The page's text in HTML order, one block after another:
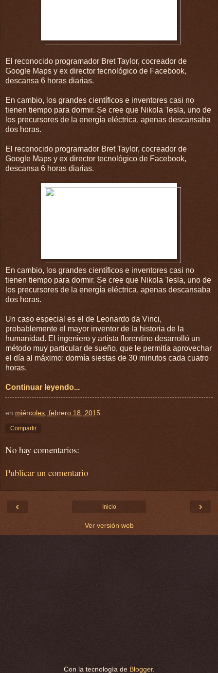
El reconocido programador Bret Taylor, cocreador de
Google Maps y ex director tecnológico de Facebook,
descansa 6 horas diarias.
En cambio, los grandes científicos e inventores casi no
tienen tiempo para dormir. Se cree que Nikola Tesla, uno de
los precursores de la energía eléctrica, apenas descansaba
dos horas.
El reconocido programador Bret Taylor, cocreador de
Google Maps y ex director tecnológico de Facebook,
descansa 6 horas diarias.
En cambio, los grandes científicos e inventores casi no
tienen tiempo para dormir. Se cree que Nikola Tesla, uno de
los precursores de la energía eléctrica, apenas descansaba
dos horas.
Un caso especial es el de Leonardo da Vinci,
probablemente el mayor inventor de la historia de la
humanidad. El ingeniero y artista florentino desarrolló un
método muy particular de sueño, que le permitía aprovechar
el día al máximo: dormía siestas de 30 minutos cada cuatro
horas.
Continuar leyendo...
en miércoles, febrero 18, 2015
Compartir
No hay comentarios:
Publicar un comentario
‹ ›
Inicio
Ver versión web
Con la tecnología de Blogger.